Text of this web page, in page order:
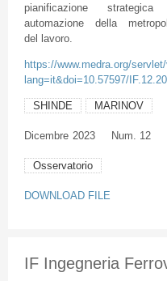
pianificazione
automazione della
del lavoro.
https://www.medra.org/
lang=it&doi=10.57597/
SHINDE MARINOV
Dicembre 2023 Num. 12
Osservatorio
DOWNLOAD FILE
IF Ingegneria